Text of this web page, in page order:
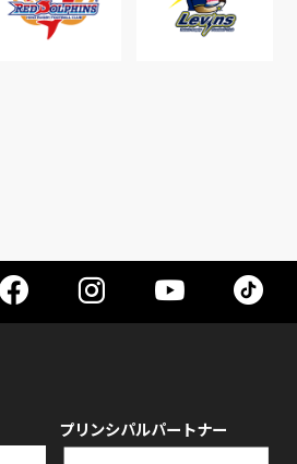
プリンシパルパートナー